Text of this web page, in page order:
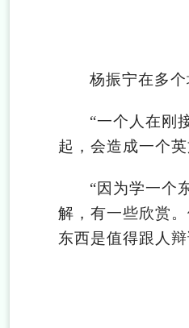
杨振宁在多
“一个人在刚
起，会造成一个
“因为学一个
解，有一些欣赏
东西是值得跟人